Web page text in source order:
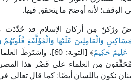
الوقف؛ لأنه أوضح ما يتحقق فيها.
ورُكنٌ مِن أركان الإسلام قد حُدِّدَت
وَالْعَامِلِينَ عَلَيْهَا وَالْمُؤَلَّفَةِ
عَلِيمٌ حَكِيمٌ
﴾ [التوبة: 60]،
مِن العلماء على قَصْر هذا
تكون باللسان أيضًا؛ كما قال تعالى